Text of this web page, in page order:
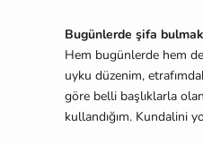
Bugünlerde şifa
Hem bugünlerde hem
uyku düzenim,
göre belli başlıklarla
kullandığım. Kundalini